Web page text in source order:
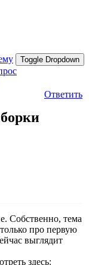
Toggle Dropdown
Ответить
Собственно, тема
про первую
выглядит
здесь: